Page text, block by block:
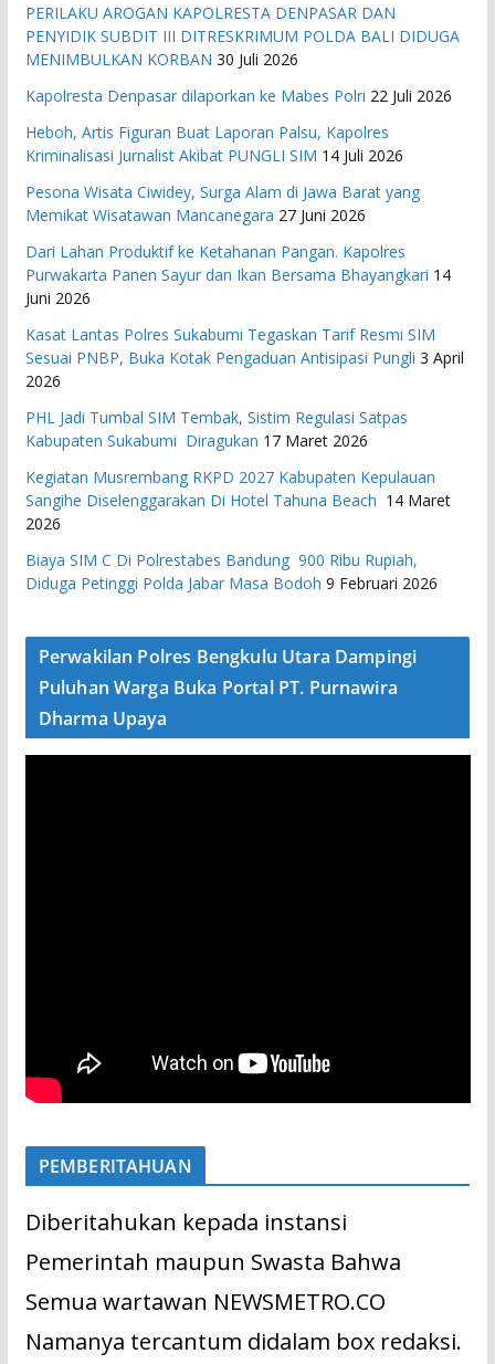
PERILAKU AROGAN KAPOLRESTA DENPASAR DAN
PENYIDIK SUBDIT III DITRESKRIMUM POLDA BALI DIDUGA
MENIMBULKAN KORBAN 30 Juli 2026
Kapolresta Denpasar dilaporkan ke Mabes Polri 22 Juli 2026
Heboh, Artis Figuran Buat Laporan Palsu, Kapolres
Kriminalisasi Jurnalist Akibat PUNGLI SIM 14 Juli 2026
Pesona Wisata Ciwidey, Surga Alam di Jawa Barat yang
Memikat Wisatawan Mancanegara 27 Juni 2026
Dari Lahan Produktif ke Ketahanan Pangan. Kapolres
Purwakarta Panen Sayur dan Ikan Bersama Bhayangkari 14
Juni 2026
Kasat Lantas Polres Sukabumi Tegaskan Tarif Resmi SIM
Sesuai PNBP, Buka Kotak Pengaduan Antisipasi Pungli 3 April
2026
PHL Jadi Tumbal SIM Tembak, Sistim Regulasi Satpas
Kabupaten Sukabumi Diragukan 17 Maret 2026
Kegiatan Musrembang RKPD 2027 ​Kabupaten Kepulauan
Sangihe Diselenggarakan Di Hotel Tahuna Beach 14 Maret
2026
Biaya SIM C Di Polrestabes Bandung 900 Ribu Rupiah,
Diduga Petinggi Polda Jabar Masa Bodoh 9 Februari 2026
Perwakilan Polres Bengkulu Utara Dampingi
Puluhan Warga Buka Portal PT. Purnawira
Dharma Upaya
PEMBERITAHUAN
Diberitahukan kepada instansi
Pemerintah maupun Swasta Bahwa
Semua wartawan NEWSMETRO.CO
Namanya tercantum didalam box redaksi.